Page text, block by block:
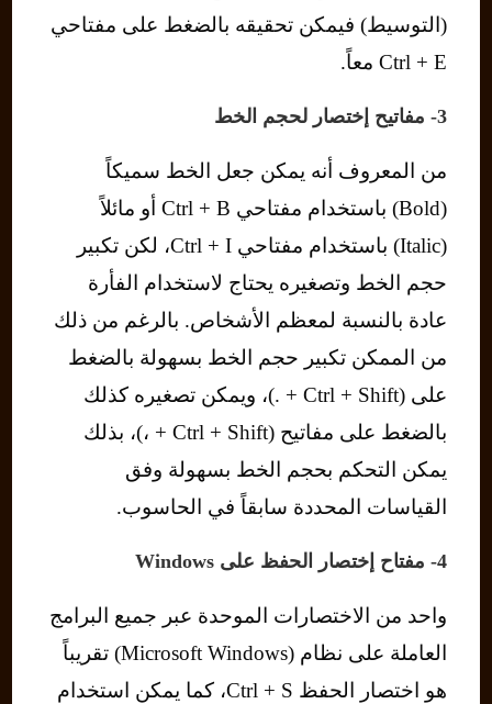
(التوسيط) فيمكن تحقيقه بالضغط على مفتاحي
Ctrl + E معاً.
3- مفاتيح إختصار لحجم الخط
من المعروف أنه يمكن جعل الخط سميكاً
(Bold) باستخدام مفتاحي Ctrl + B أو مائلاً
(Italic) باستخدام مفتاحي Ctrl + I، لكن تكبير
حجم الخط وتصغيره يحتاج لاستخدام الفأرة
عادة بالنسبة لمعظم الأشخاص. بالرغم من ذلك
من الممكن تكبير حجم الخط بسهولة بالضغط
على (Ctrl + Shift + .)، ويمكن تصغيره كذلك
بالضغط على مفاتيح (Ctrl + Shift + ،)، بذلك
يمكن التحكم بحجم الخط بسهولة وفق
القياسات المحددة سابقاً في الحاسوب.
4- مفتاح إختصار الحفظ على Windows
واحد من الاختصارات الموحدة عبر جميع البرامج
العاملة على نظام (Microsoft Windows) تقريباً
هو اختصار الحفظ Ctrl + S، كما يمكن استخدام